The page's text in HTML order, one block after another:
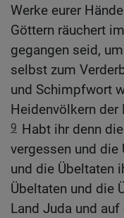
Werke eurer
Göttern räuchert
gegangen seid,
selbst zum
und Schimpfwort
Heidenvölkern der
9 Habt ihr denn
vergessen und die
und die Übeltaten
Übeltaten und die
Land Juda und